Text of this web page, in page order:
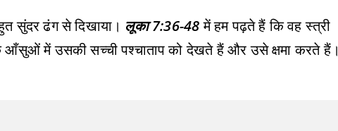
सुंदर ढंग से दिखाया। लूका 7:36-48में हम पढ़ते हैं कि वह स्त्री
आँसुओं में उसकी सच्ची पश्चाताप को देखते हैं और उसे क्षमा करते हैं।